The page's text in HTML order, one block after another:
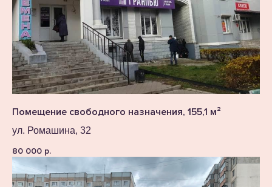
Помещение свободного назначения, 155,1 м²
ул. Ромашина, 32
80 000 р.